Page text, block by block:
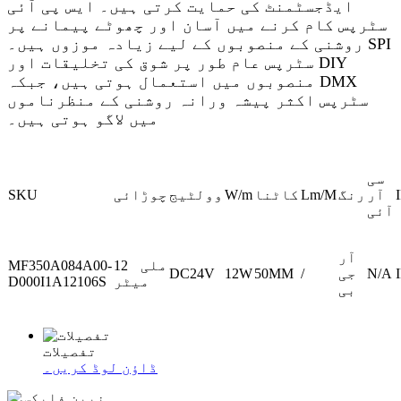
ایڈجسٹمنٹ کی حمایت کرتی ہیں۔ ایس پی آئی
سٹرپس کام کرنے میں آسان اور چھوٹے پیمانے پر
روشنی کے منصوبوں کے لیے زیادہ موزوں ہیں۔ SPI
سٹرپس عام طور پر شوق کی تخلیقات اور DIY
منصوبوں میں استعمال ہوتی ہیں، جبکہ DMX
سٹرپس اکثر پیشہ ورانہ روشنی کے منظرناموں
میں لاگو ہوتی ہیں۔
SKU چوڑائی وولٹیج W/m کاٹنا Lm/Mرنگ
سی
آر
آئی
MF350A084A00-
D000I1A12106S
12 ملی
میٹر
DC24V 12W50MM /
آر
جی
بی
N/A
تفصیلات
ڈاؤن لوڈ کریں۔